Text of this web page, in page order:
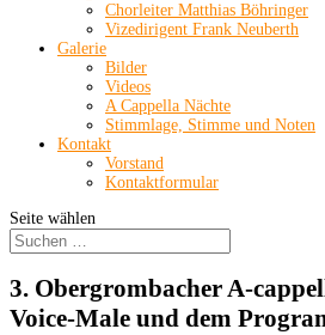
Chorleiter Matthias Böhringer
Vizedirigent Frank Neuberth
Galerie
Bilder
Videos
A Cappella Nächte
Stimmlage, Stimme und Noten
Kontakt
Vorstand
Kontaktformular
Seite wählen
3. Obergrombacher A-
Voice-Male und dem